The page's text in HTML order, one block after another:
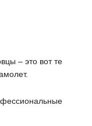
– это вот те